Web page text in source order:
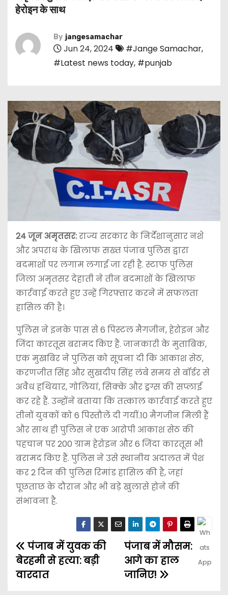
हेरोइन के साथ
By jangesamachar
Jun 24, 2024 #Jange Samachar,
#Latest news today, #punjab
24 जून अमृतसर:राज्य सरकार के निर्देशानुसार नशे
और अपराध के खिलाफ सख्त पंजाब पुलिस द्वारा
बदमाशों पर लगाम लगाई जा रही है. स्टाफ पुलिस
जिला अमृतसर देहाती ने तीन बदमाशों के खिलाफ
कार्रवाई करते हुए उन्हें गिरफ्तार करने में सफलता
हासिल की है।
पुलिस ने इनके पास से 6 पिस्टल मैगजीन, हेरोइन और
जिंदा कारतूस बरामद किए हैं. जानकारी के मुताबिक,
एक मुखबिर ने पुलिस को सूचना दी कि आकाश सेठ,
करणजीत सिंह और सुखदीप सिंह लंबे समय से बॉर्डर से
अवैध हथियार, गोलियां, सिक्के और ड्रग्स की सप्लाई
कर रहे हैं. उन्होंने बताया कि तत्काल कार्रवाई करते हुए
तीनों युवकों को 6 पिस्तौलें दी गयीं.10 मैगजीन मिली हैं
और साथ ही पुलिस ने एक आरोपी आकाश सेठ की
पहचान पर 200 ग्राम हेरोइन और 6 जिंदा कारतूस भी
बरामद किए हैं. पुलिस ने उसे स्थानीय अदालत में पेश
कर 2 दिन की पुलिस रिमांड हासिल की है, जहां
पूछताछ के दौरान और भी बड़े खुलासे होने की
संभावना है.
पंजाब में मौसम:
आगे का हाल
जानिए!
पंजाब में युवक की
बेरहमी से हत्या: बड़ी
वारदात